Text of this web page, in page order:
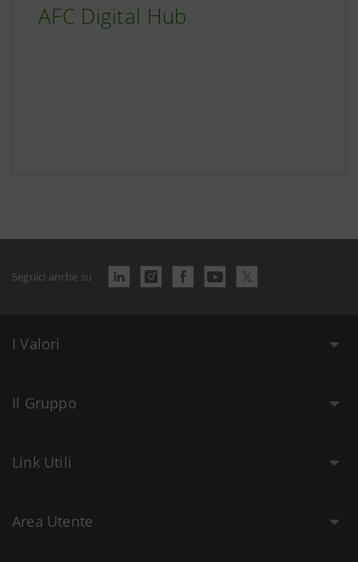
AFC Digital Hub
Seguici anche su
I Valori
Il Gruppo
Link Utili
Area Utente